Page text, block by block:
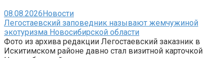
08.08.2026Новости
Легостаевский заповедник называют жемчужиной
экотуризма Новосибирской области
Фото из архива редакции Легостаевский заказник в
Искитимском районе давно стал визитной карточкой